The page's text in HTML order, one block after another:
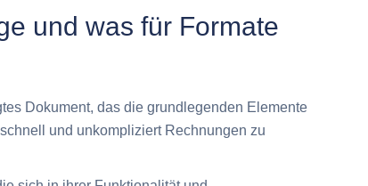
und was für Formate
Dokument, das die grundlegenden Elemente
und unkompliziert Rechnungen zu